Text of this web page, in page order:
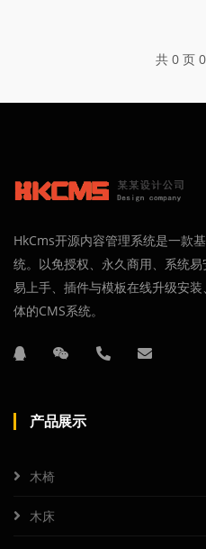
共 0 页
HkCms开源内容管理系统是一款
统。以免授权、永久商用、系统易
易上手、插件与模板在线升级安
体的CMS系统。
产品展示
木椅
木床